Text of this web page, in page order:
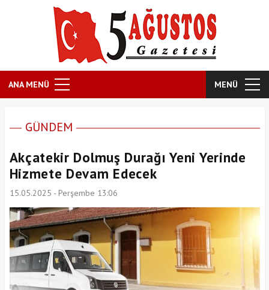
ANA MENÜ MENÜ
GÜNDEM
Akçatekir Dolmuş Durağı Yeni Yerinde
Hizmete Devam Edecek
15.05.2025 - Perşembe 13:06